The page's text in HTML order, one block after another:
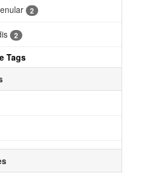
2
2
Tags